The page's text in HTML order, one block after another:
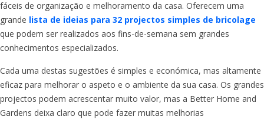
fáceis de organização e melhoramento da casa. Oferecem uma
grande lista de ideias para 32 projectos simples de bricolage
que podem ser realizados aos fins-de-semana sem grandes
conhecimentos especializados.
Cada uma destas sugestões é simples e económica, mas altamente
eficaz para melhorar o aspeto e o ambiente da sua casa. Os grandes
projectos podem acrescentar muito valor, mas a Better Home and
Gardens deixa claro que pode fazer muitas melhorias